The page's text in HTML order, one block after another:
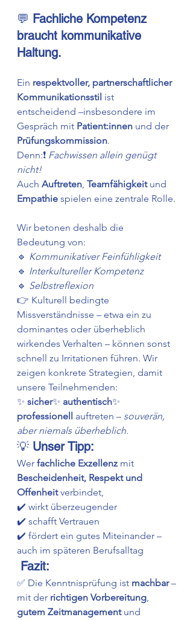
💬 Fachliche Kompetenz
braucht kommunikative
Haltung.
Ein respektvoller, partnerschaftlicher
Kommunikationsstil ist
entscheidend –insbesondere im
Gespräch mit Patient:innen und der
Prüfungskommission.
Denn:❗ Fachwissen allein genügt
nicht!
Auch Auftreten, Teamfähigkeit und
Empathie spielen eine zentrale Rolle.
Wir betonen deshalb die
Bedeutung von:
🔹 Kommunikativer Feinfühligkeit
🔹 Interkultureller Kompetenz
🔹 Selbstreflexion
👉 Kulturell bedingte
Missverständnisse – etwa ein zu
dominantes oder überheblich
wirkendes Verhalten – können sonst
schnell zu Irritationen führen. Wir
zeigen konkrete Strategien, damit
unsere Teilnehmenden:
✨ sicher✨ authentisch✨
professionell auftreten – souverän,
aber niemals überheblich.
💡 Unser Tipp:
Wer fachliche Exzellenz mit
Bescheidenheit, Respekt und
Offenheit verbindet,
✔️ wirkt überzeugender
✔️ schafft Vertrauen
✔️ fördert ein gutes Miteinander –
auch im späteren Berufsalltag
Fazit:
✅ Die Kenntnisprüfung ist machbar –
mit der richtigen Vorbereitung,
gutem Zeitmanagement und